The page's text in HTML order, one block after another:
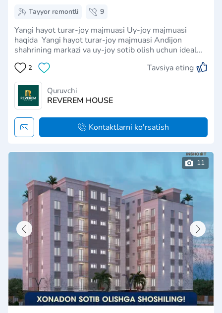
Tayyor remontli 9
Yangi hayot turar-joy majmuasi Uy-joy majmuasi
haqida Yangi hayot turar-joy majmuasi Andijon
shahrining markazi va uy-joy sotib olish uchun ideal
joy. Reverem House, qadriyatlarga ega kompaniya
o'zining potentsial mijozlarini xursand qilish uchun
ajoyib innovatsiyalarni joriy qilmoqchi. …
2 Tavsiya eting
Quruvchi
REVEREM HOUSE
Kontaktlarni ko'rsatish